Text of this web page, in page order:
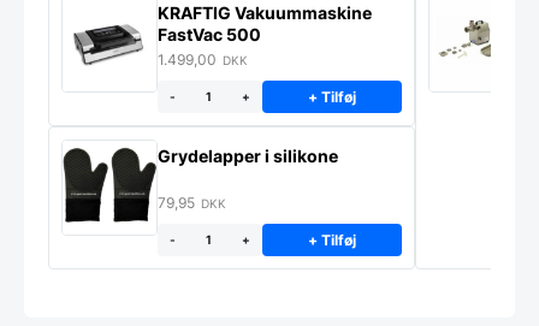
KRAFTIG Vakuummaskine
FastVac 500
1.499,00 DKK
- + + Tilføj
Grydelapper i silikone
79,95 DKK
- + + Tilføj